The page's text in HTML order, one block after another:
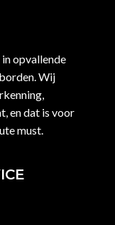
opvallende
Wij
en dat is voor
must.